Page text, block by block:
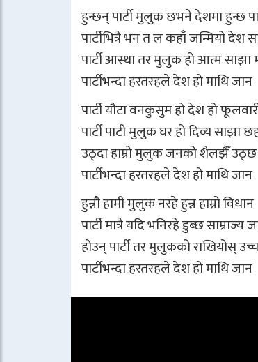
हुन्छन् पार्टी मुलुक छभने देशमा हुन्छ
पार्टीभित्रै भन त ल कहाँ जन्मियो देश
पार्टी आस्था तर मुलुक हो आत्म साझा
पार्टीभन्दा हरतरहले देश हो माथि जान
पार्टी यौटा वनकुसुम हो देश हो
पार्टी पाटी मुलुक घर हो दिव्य साझा
उठ्दा हाम्रो मुलुक जनको शैलझैँ
पार्टीभन्दा हरतरहले देश हो माथि जान
हुन्नौ हामी मुलुक नरहे हुन्न हाम्रो विधान
पार्टी मात्रै यदि भनिरहे डुब्छ साम्राज्य
होउन् पार्टी तर मुलुकको राखियोस्
पार्टीभन्दा हरतरहले देश हो माथि जान